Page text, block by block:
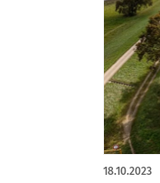
18.10.2023
artykuł